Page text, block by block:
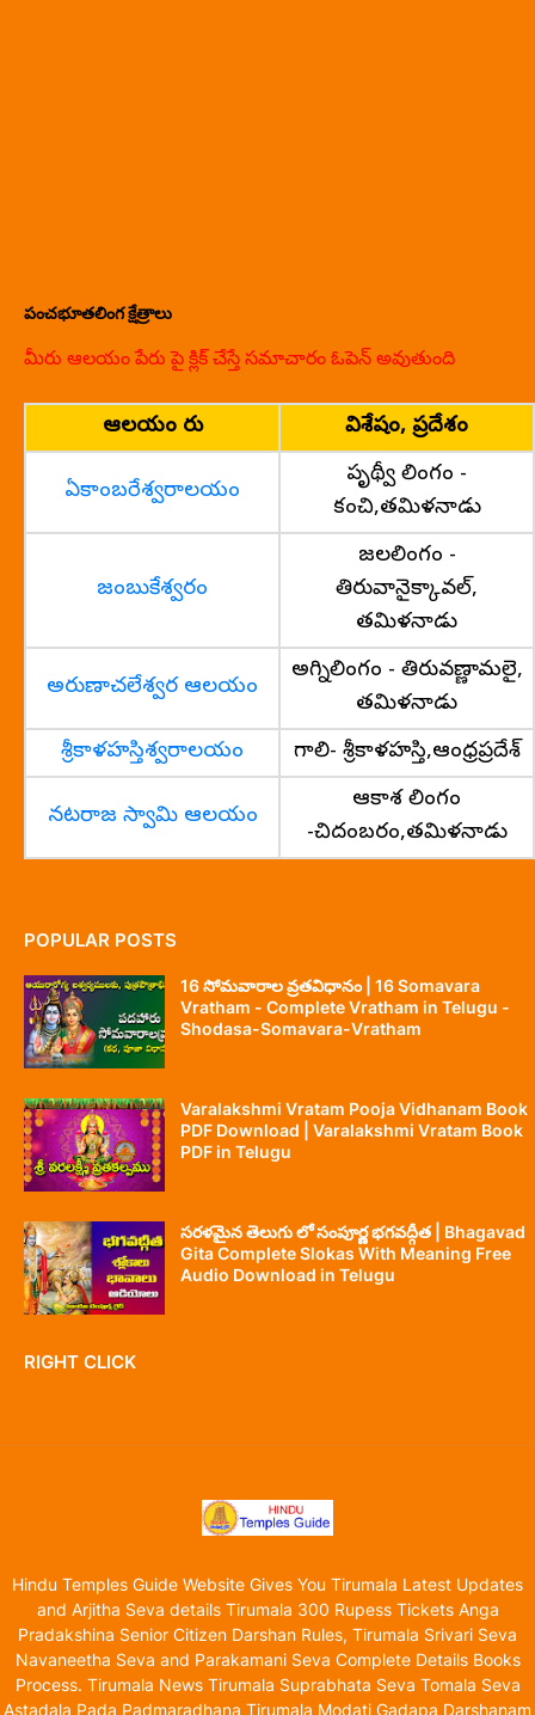
పంచభూతలింగ క్షేత్రాలు
మీరు ఆలయం పేరు పై క్లిక్ చేస్తే సమాచారం ఓపెన్ అవుతుంది
ఆలయం పేరు విశేషం, ప్రదేశం
ఏకాంబరేశ్వరాలయం
పృథ్వీ లింగం -
కంచి,తమిళనాడు
జంబుకేశ్వరం
జలలింగం -
తిరువానైక్కావల్,
తమిళనాడు
అరుణాచలేశ్వర ఆలయం
అగ్నిలింగం - తిరువణ్ణామలై,
తమిళనాడు
శ్రీకాళహస్తిశ్వరాలయం
గాలి- శ్రీకాళహస్తి,ఆంధ్రప్రదేశ్
నటరాజ స్వామి ఆలయం
ఆకాశ లింగం
-చిదంబరం,తమిళనాడు
POPULAR POSTS
16 సోమవారాల వ్రతవిధానం | 16 Somavara
Vratham - Complete Vratham in Telugu -
Shodasa-Somavara-Vratham
Varalakshmi Vratam Pooja Vidhanam Book
PDF Download | Varalakshmi Vratam Book
PDF in Telugu
సరళమైన తెలుగు లో సంపూర్ణ భగవద్గీత | Bhagavad
Gita Complete Slokas With Meaning Free
Audio Download in Telugu
RIGHT CLICK
Hindu Temples Guide Website Gives You Tirumala Latest Updates
and Arjitha Seva details Tirumala 300 Rupess Tickets Anga
Pradakshina Senior Citizen Darshan Rules, Tirumala Srivari Seva
Navaneetha Seva and Parakamani Seva Complete Details Books
Process. Tirumala News Tirumala Suprabhata Seva Tomala Seva
Astadala Pada Padmaradhana Tirumala Modati Gadapa Darshanam